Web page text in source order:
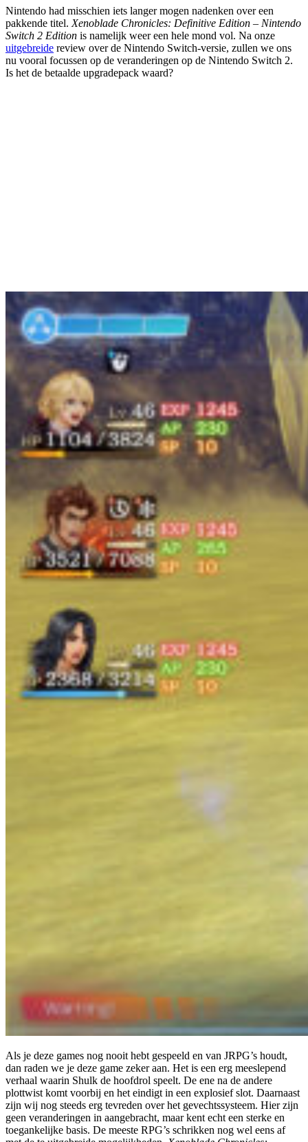
Nintendo had misschien iets langer mogen nadenken over een
pakkende titel. Xenoblade Chronicles: Definitive Edition – Nintendo
Switch 2 Edition is namelijk weer een hele mond vol. Na onze
uitgebreide review over de Nintendo Switch-versie, zullen we ons
nu vooral focussen op de veranderingen op de Nintendo Switch 2.
Is het de betaalde upgradepack waard?
Als je deze games nog nooit hebt gespeeld en van JRPG’s houdt,
dan raden we je deze game zeker aan. Het is een erg meeslepend
verhaal waarin Shulk de hoofdrol speelt. De ene na de andere
plottwist komt voorbij en het eindigt in een explosief slot. Daarnaast
zijn wij nog steeds erg tevreden over het gevechtssysteem. Hier zijn
geen veranderingen in aangebracht, maar kent echt een sterke en
toegankelijke basis. De meeste RPG’s schrikken nog wel eens af